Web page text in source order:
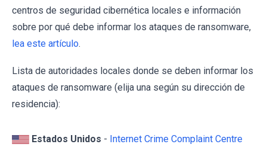
centros de seguridad cibernética locales e información
sobre por qué debe informar los ataques de ransomware,
lea este artículo.
Lista de autoridades locales donde se deben informar los
ataques de ransomware (elija una según su dirección de
residencia):
Estados Unidos - Internet Crime Complaint Centre